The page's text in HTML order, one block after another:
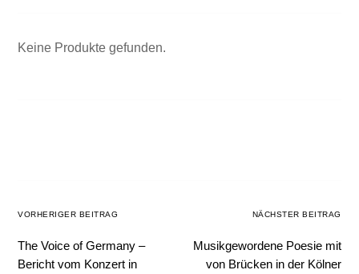
Keine Produkte gefunden.
VORHERIGER BEITRAG
The Voice of Germany –
Bericht vom Konzert in
NÄCHSTER BEITRAG
Musikgewordene Poesie mit
von Brücken in der Kölner